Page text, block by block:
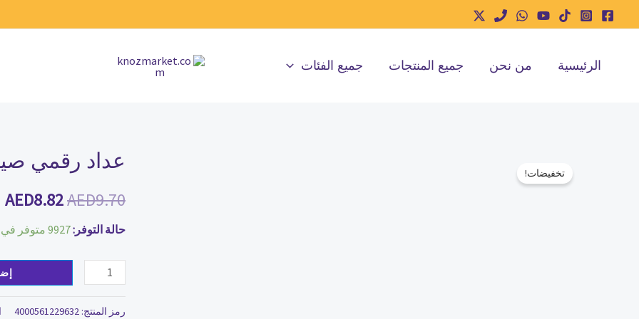
تخطي
إلى
الرئيسية من نحن جميع المنتجات جميع الفئات
تخفيضات! عداد رقمي
AED9.70
السعر
الأصلي
هو:
AED9.70.
AED8.82
حالة التوفر:9927 متوفر في المخزون
كمية
رقمي
رمز المنتج: 4000561229632